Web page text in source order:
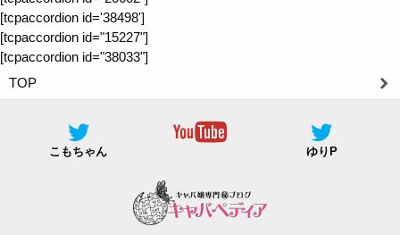
[tcpaccordion id='38498']
[tcpaccordion id="15227"]
[tcpaccordion id="38033"]
TOP
こもちゃん ゆりP